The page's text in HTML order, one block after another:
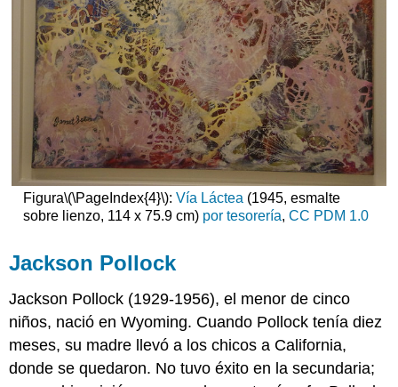
Figura\(\PageIndex{4}\): Vía Láctea (1945, esmalte
sobre lienzo, 114 x 75.9 cm) por tesorería, CC PDM 1.0
Jackson Pollock
Jackson Pollock (1929-1956), el menor de cinco
niños, nació en Wyoming. Cuando Pollock tenía diez
meses, su madre llevó a los chicos a California,
donde se quedaron. No tuvo éxito en la secundaria;